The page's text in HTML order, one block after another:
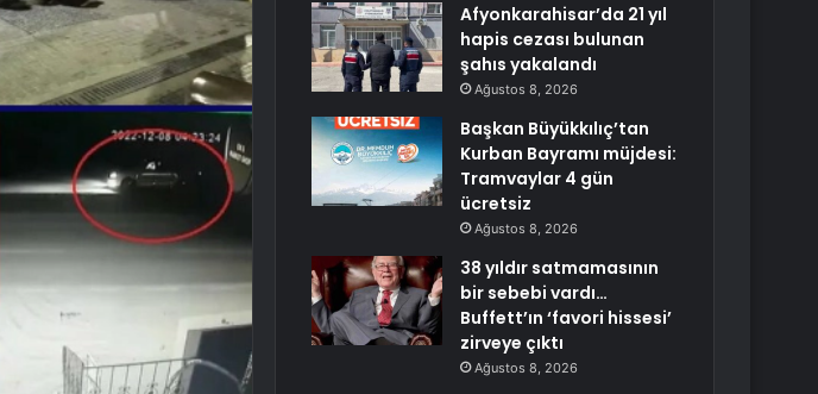
Afyonkarahisar’da 21 yıl
hapis cezası bulunan
şahıs yakalandı
Ağustos 8, 2026
Başkan Büyükkılıç’tan
Kurban Bayramı müjdesi:
Tramvaylar 4 gün
ücretsiz
Ağustos 8, 2026
38 yıldır satmamasının
bir sebebi vardı…
Buffett’ın ‘favori hissesi’
zirveye çıktı
Ağustos 8, 2026